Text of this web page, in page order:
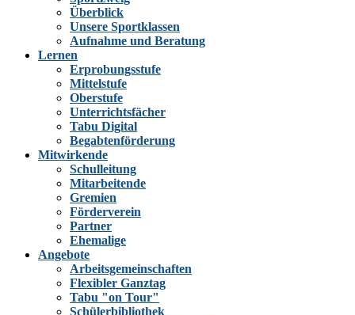
Überblick
Unsere Sportklassen
Aufnahme und Beratung
Lernen
Erprobungsstufe
Mittelstufe
Oberstufe
Unterrichtsfächer
Tabu Digital
Begabtenförderung
Mitwirkende
Schulleitung
Mitarbeitende
Gremien
Förderverein
Partner
Ehemalige
Angebote
Arbeitsgemeinschaften
Flexibler Ganztag
Tabu "on Tour"
Schülerbibliothek